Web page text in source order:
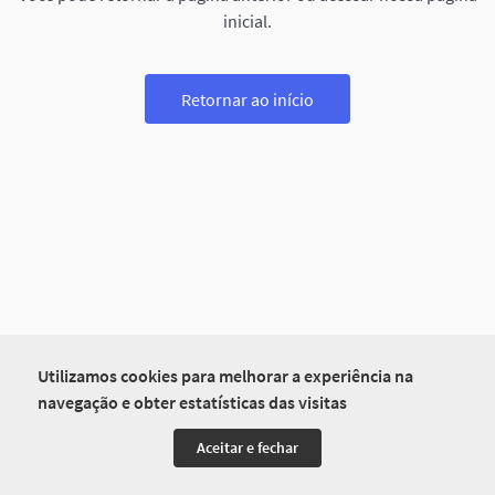
Utilizamos cookies para melhorar a experiência na
navegação e obter estatísticas das visitas
Aceitar e fechar
inicial.
Retornar ao início